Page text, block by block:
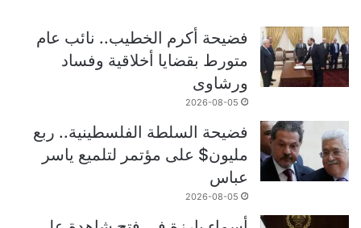
فضيحة أكرم الخطيب.. نائب عام
متورط بقضايا أخلاقية وفساد
ورشاوى
2026-08-05
فضيحة السلطة الفلسطينية.. ربع
مليون$ على مؤتمر لتلميع ياسر
عباس
2026-08-05